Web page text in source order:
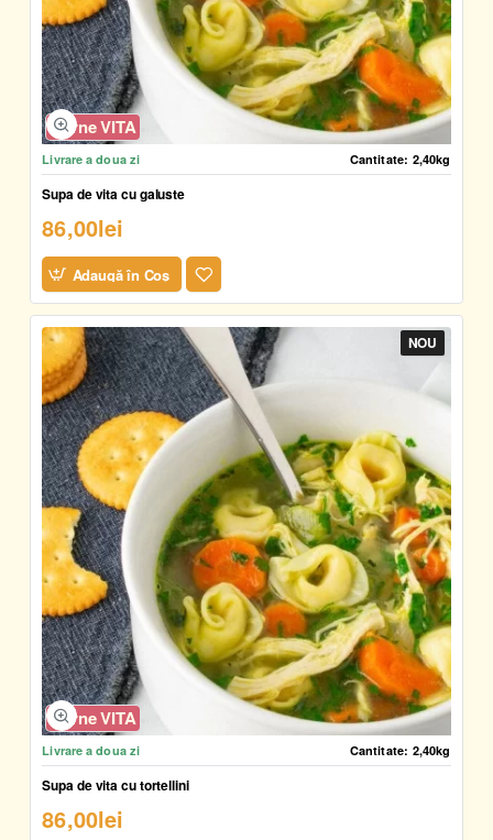
Carne VITA
Livrare a doua zi Cantitate: 2,40kg
Supa de vita cu galuste
86,00lei
Adaugă în Coş
NOU
Carne VITA
Livrare a doua zi Cantitate: 2,40kg
Supa de vita cu tortellini
86,00lei